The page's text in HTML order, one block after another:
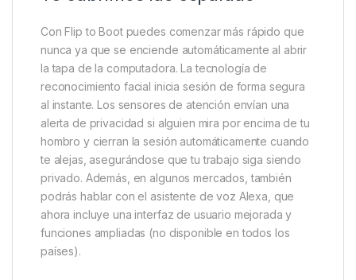
Con Flip to Boot puedes comenzar más rápido que
nunca ya que se enciende automáticamente al abrir
la tapa de la computadora. La tecnología de
reconocimiento facial inicia sesión de forma segura
al instante. Los sensores de atención envían una
alerta de privacidad si alguien mira por encima de tu
hombro y cierran la sesión automáticamente cuando
te alejas, asegurándose que tu trabajo siga siendo
privado. Además, en algunos mercados, también
podrás hablar con el asistente de voz Alexa, que
ahora incluye una interfaz de usuario mejorada y
funciones ampliadas (no disponible en todos los
países).